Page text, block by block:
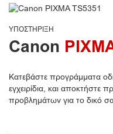
ΥΠΟΣΤΉΡΙΞΗ
Canon
Κατεβάστε προγράμματα
εγχειρίδια, και
προβλημάτων για το δικό